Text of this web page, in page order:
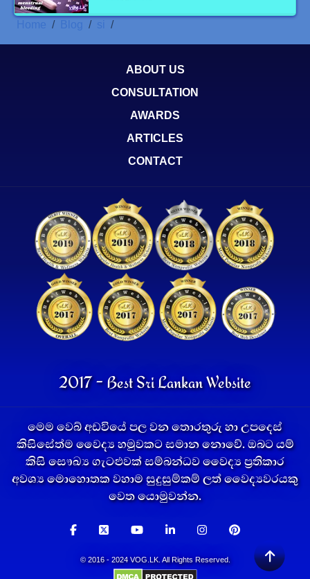
Home Blog si
ABOUT US
CONSULTATION
AWARDS
ARTICLES
CONTACT
2017 - Best Sri Lankan Website
මෙම වෙබ් අඩවියේ පල වන තොරතුරු හා උපදෙස්
කිසිසේත්ම වෛද්‍ය හමුවකට සමාන නොවේ. ඔබට යම්
කිසි සෞඛ්‍ය ගැටළුවක් සම්බන්ධව වෛද්‍ය ප්‍රතිකාර
අවශ්‍ය මොහොතක වහාම සුදුසුම්කම් ලත් වෛද්‍යවරයකු
වෙත යොමුවන්න.
© 2016 - 2024 VOG.LK. All Rights Reserved.